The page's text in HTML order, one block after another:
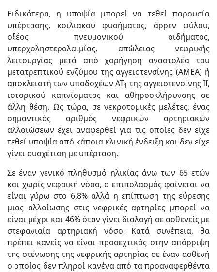
Ειδικότερα, η υποψία μπορεί να τεθεί παρουσία
υπέρτασης, κοιλιακού φυσήματος, άρρεν φύλου,
οξέος πνευμονικού οιδήματος,
υπερχοληστερολαιμίας, απώλειας νεφρικής
λειτουργίας μετά από χορήγηση αναστολέα του
μετατρεπτικού ενζύμου της αγγειοτενσίνης (AMEΑ) ή
αποκλειστή των υποδοχέων ΑΤ1 της αγγειοτενσίνης ΙΙ,
ιστορικού καπνίσματος και αθηροσκλήρυνσης σε
άλλη θέση. Ως τώρα, σε νεκροτομικές μελέτες, ένας
σημαντικός αριθμός νεφρικών αρτηριακών
αλλοιώσεων έχει αναφερθεί για τις οποίες δεν είχε
τεθεί υποψία από κάποια κλινική ένδειξη και δεν είχε
γίνει συσχέτιση με υπέρταση.
Σε έναν γενικό πληθυσμό ηλικίας άνω των 65 ετών
και χωρίς νεφρική νόσο, ο επιπολασμός φαίνεται να
είναι γύρω στο 6,8% αλλά η επίπτωση της εύρεσης
μιας αλλοίωσης στις νεφρικές αρτηρίες μπορεί να
είναι μέχρι και 46% όταν γίνει διαλογή σε ασθενείς με
στεφανιαία αρτηριακή νόσο. Κατά συνέπεια, θα
πρέπει κανείς να είναι προσεχτικός στην απόρριψη
της στένωσης της νεφρικής αρτηρίας σε έναν ασθενή
ο οποίος δεν πληροί κανένα από τα προαναφερθέντα